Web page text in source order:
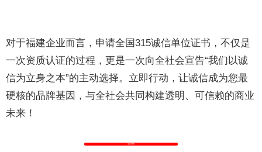
对于福建企业而言，申请全国315诚信单位证书，不仅是
一次资质认证的过程，更是一次向全社会宣告“我们以诚
信为立身之本”的主动选择。立即行动，让诚信成为您最
硬核的品牌基因，与全社会共同构建透明、可信赖的商业
未来！
返回列表